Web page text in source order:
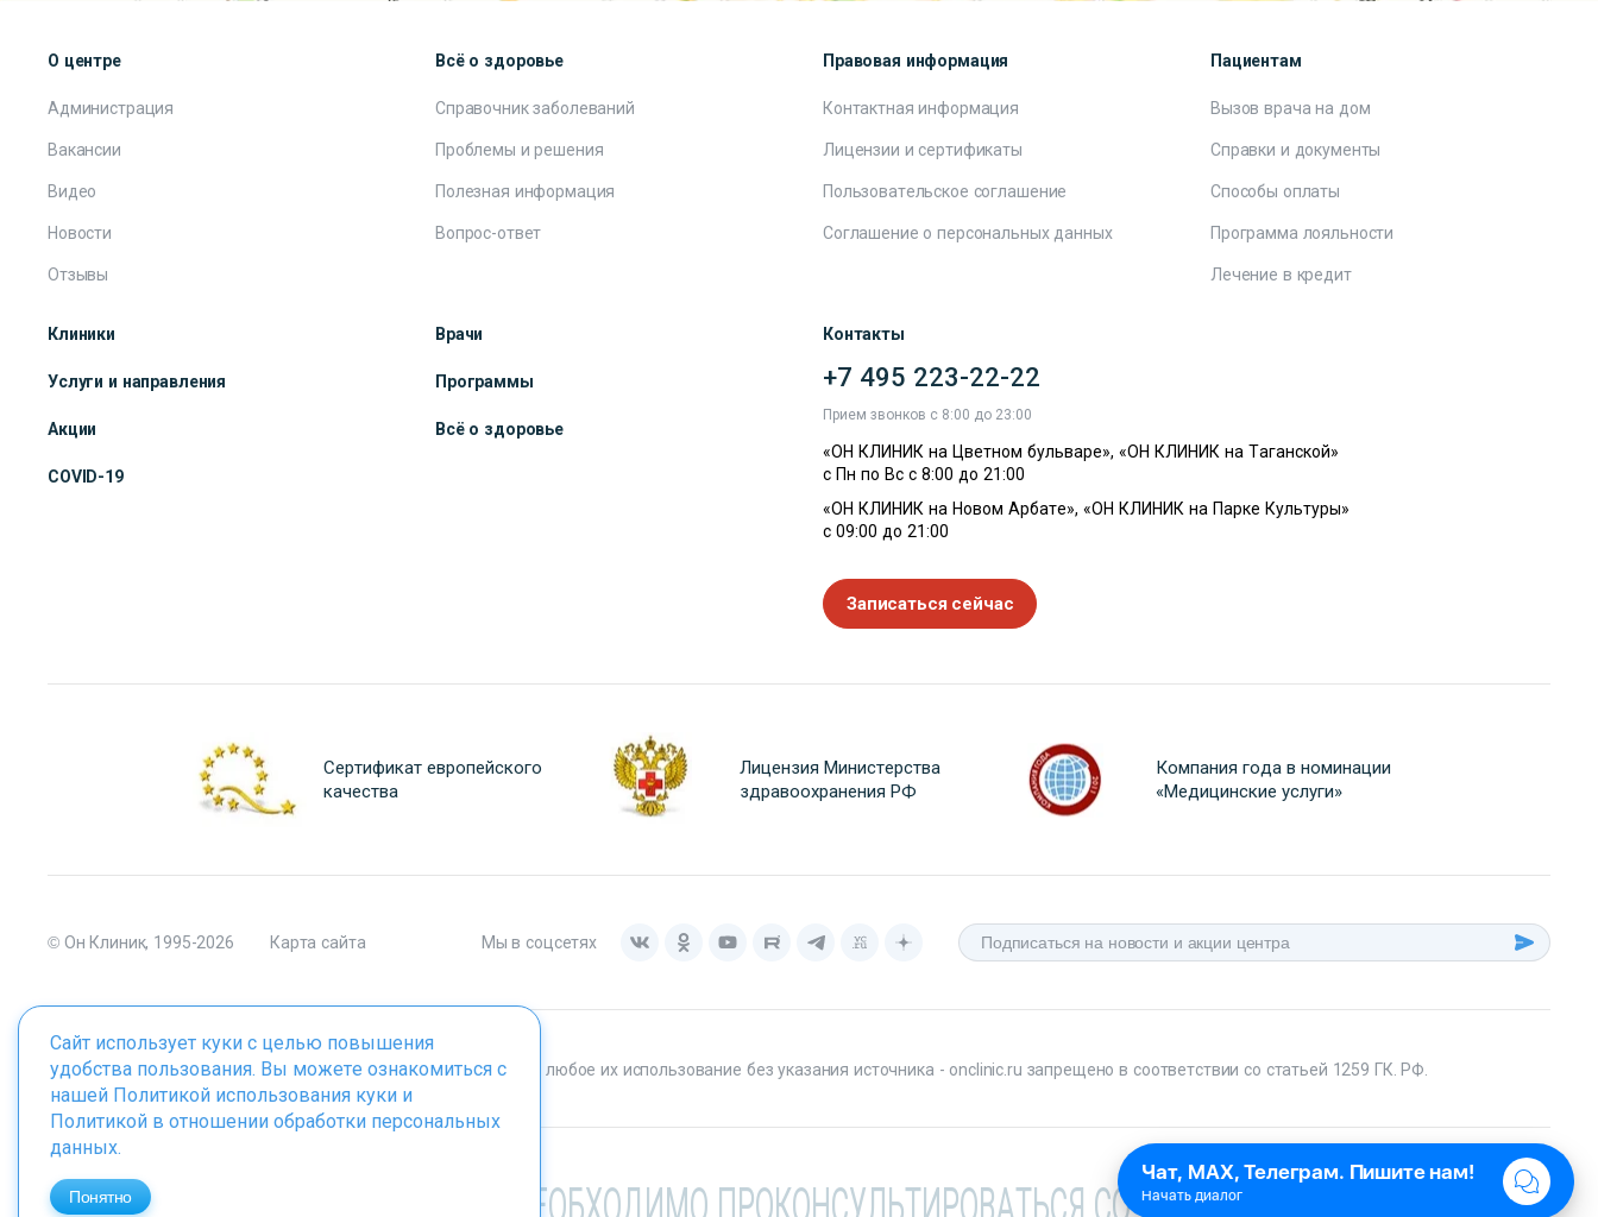
О центре
Администрация
Вакансии
Видео
Новости
Отзывы
Всё о здоровье
Справочник заболеваний
Проблемы и решения
Полезная информация
Вопрос-ответ
Правовая информация
Контактная информация
Лицензии и сертификаты
Пользовательское соглашение
Соглашение о персональных данных
Пациентам
Вызов врача на дом
Справки и документы
Способы оплаты
Программа лояльности
Лечение в кредит
Клиники Врачи
Услуги и направления Программы
Акции Всё о здоровье
COVID-19
Контакты
+7 495 223-22-22
Прием звонков с 8:00 до 23:00
«ОН КЛИНИК на Цветном бульваре», «ОН КЛИНИК на Таганской»
с Пн по Вс с 8:00 до 21:00
«ОН КЛИНИК на Новом Арбате», «ОН КЛИНИК на Парке Культуры»
с 09:00 до 21:00
Записаться сейчас
Сертификат европейского
качества
Лицензия Министерства
здравоохранения РФ
Компания года в номинации
«Медицинские услуги»
© Он Клиник, 1995-2026 Карта сайта Мы в соцсетях
Материалы сайта являются собственностью ООО "Он Клиник", любое их использование без указания источника - onclinic.ru запрещено в соответствии со статьей 1259 ГК. РФ.
Сайт использует куки с целью повышения
удобства пользования. Вы можете ознакомиться с
нашей Политикой использования куки и
Политикой в отношении обработки персональных
данных.
Понятно